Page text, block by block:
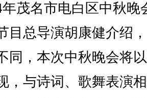
茂名市电白区中秋晚
目总导演胡康健介绍
同，本次中秋晚会将
，与诗词、歌舞表演